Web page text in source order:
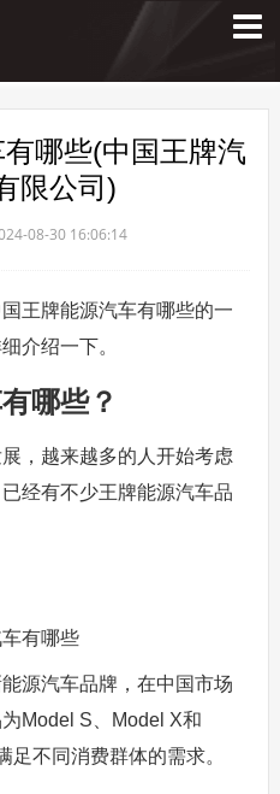
哪些(中国王牌汽
限公司)
08-30 16:06:14
王牌能源汽车有哪些的一
介绍一下。
哪些？
，越来越多的人开始考虑
经有不少王牌能源汽车品
源汽车品牌，在中国市场
Model S、Model X和
足不同消费群体的需求。